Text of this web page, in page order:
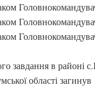
завдання в районі
області